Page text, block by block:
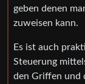
geben denen
zuweisen kann.
Es ist auch
Steuerung
den Griffen und